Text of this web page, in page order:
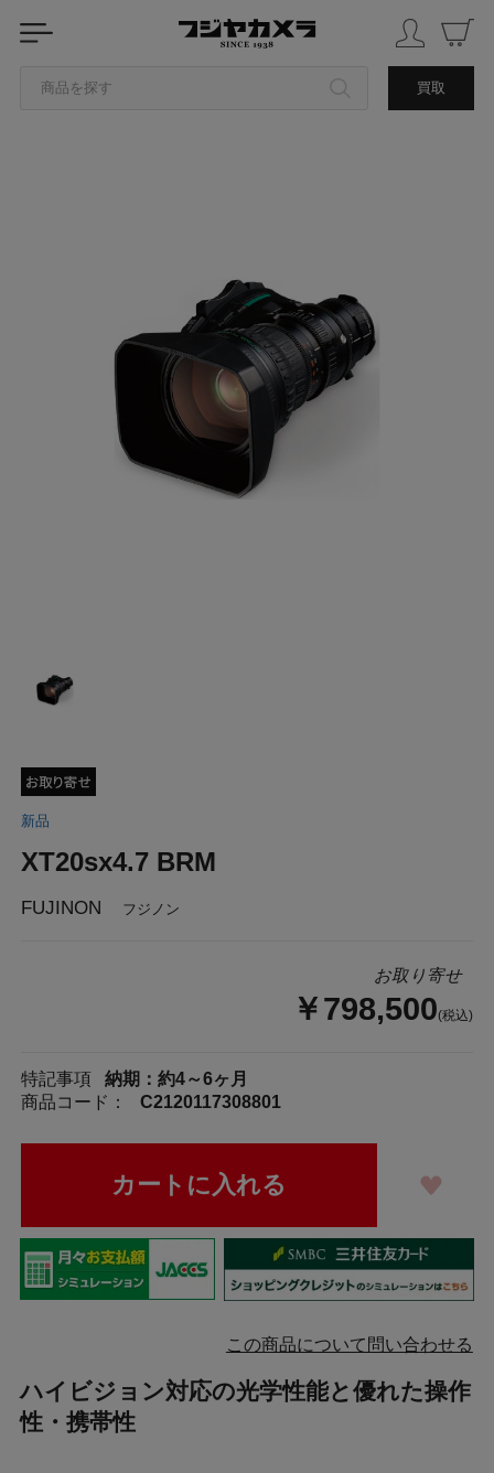
商品を探す 買取
新品
XT20sx4.7 BRM
FUJINON フジノン
お取り寄せ
￥798,500(税込)
特記事項
納期：約4～6ヶ月
商品コード：
C2120117308801
この商品について問い合わせる
ハイビジョン対応の光学性能と優れた操作
性・携帯性